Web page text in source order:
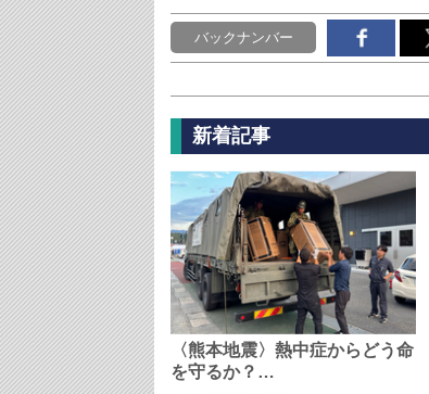
バックナンバー
新着記事
〈熊本地震〉熱中症からどう命
を守るか？…